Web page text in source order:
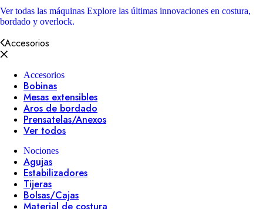
Ver todas las máquinas Explore las últimas innovaciones en costura,
bordado y overlock.
Accesorios
Accesorios
Bobinas
Mesas extensibles
Aros de bordado
Prensatelas/Anexos
Ver todos
Nociones
Agujas
Estabilizadores
Tijeras
Bolsas/Cajas